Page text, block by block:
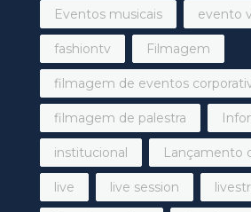
Eventos musicais evento
fashiontv Filmagem
filmagem de eventos
filmagem de palestra
institucional Lançamento
live live session